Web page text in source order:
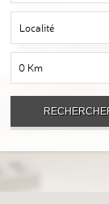
Localité
0 Km